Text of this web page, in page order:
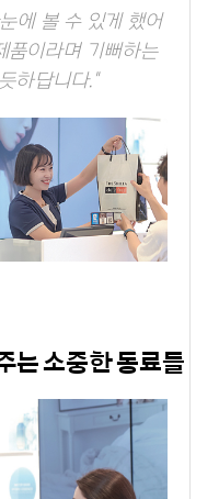
에 볼 수 있게 했어
품이라며 기뻐하는
하답니다."
는 소중한 동료들